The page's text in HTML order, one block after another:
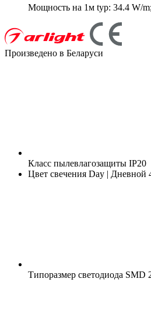
Мощность на 1м typ: 34.4 W/
Произведено в Беларуси
Класс пылевлагозащиты IP20
Цвет свечения Day | Дневной
Типоразмер светодиода SMD